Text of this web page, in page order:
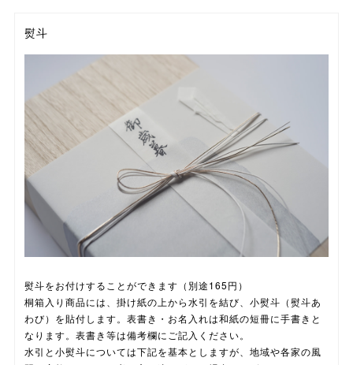
熨斗
熨斗をお付けすることができます（別途165円）
桐箱入り商品には、掛け紙の上から水引を結び、小熨斗（熨斗あ
わび）を貼付します。表書き・お名入れは和紙の短冊に手書きと
なります。表書き等は備考欄にご記入ください。
水引と小熨斗については下記を基本としますが、地域や各家の風